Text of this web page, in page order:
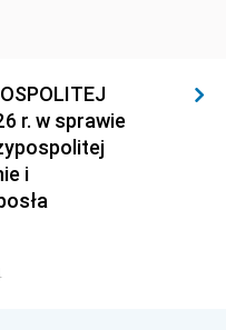
r. w sprawie
i